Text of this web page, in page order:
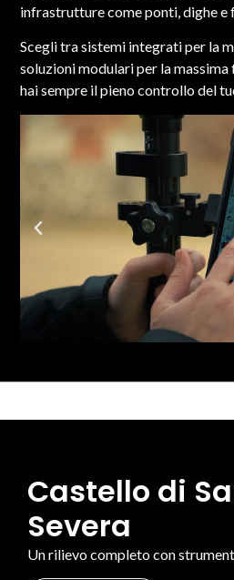
infrastrutture come ponti, dighe e
Scegli tra sistemi integrati per la
soluzioni modulari per la
hai sempre il pieno controllo del
Castello di
Severa
Un rilievo completo con